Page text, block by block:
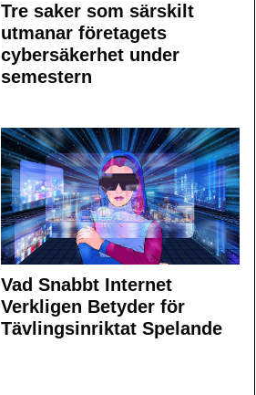
Tre saker som särskilt
utmanar företagets
cybersäkerhet under
semestern
Vad Snabbt Internet
Verkligen Betyder för
Tävlingsinriktat Spelande